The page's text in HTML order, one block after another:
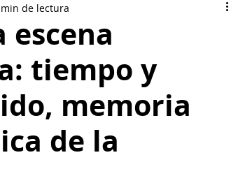
escena
tiempo y
memoria
de la
de lectura